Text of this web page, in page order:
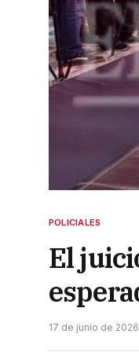
POLICIALES
El
17 de junio de 2026